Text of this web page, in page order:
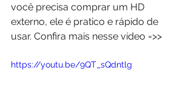
você precisa comprar um HD
externo, ele é pratico e rápido de
usar. Confira mais nesse vídeo =>>
https://youtu.be/9QT_sQdntlg